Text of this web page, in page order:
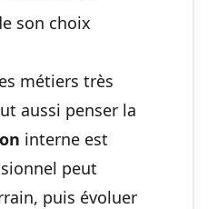
son choix
métiers très
aussi penser la
interne est
peut
puis évoluer